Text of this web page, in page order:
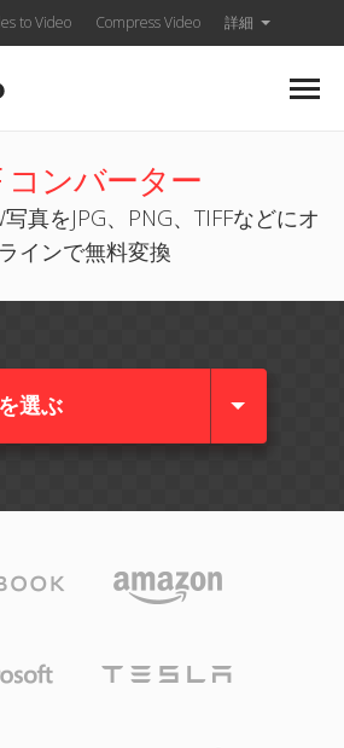
to Video Compress Video 詳細
コンバーター
真をJPG、PNG、TIFFなどにオ
インで無料変換
選ぶ